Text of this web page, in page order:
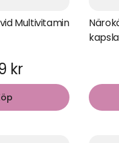
Multivitamin
kr